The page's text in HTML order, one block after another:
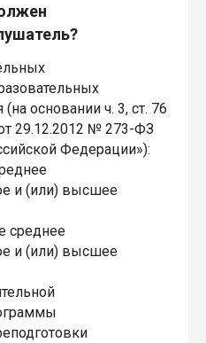
основании ч. 3, ст. 76
29.12.2012 № 273-ФЗ
Федерации»):
и (или) высшее
среднее
и (или) высшее